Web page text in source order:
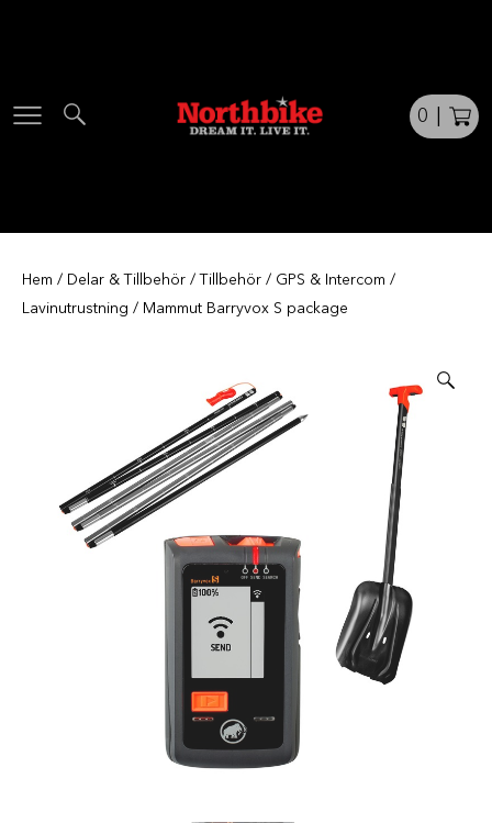
0
Hem / Delar & Tillbehör / Tillbehör / GPS & Intercom /
Lavinutrustning / Mammut Barryvox S package